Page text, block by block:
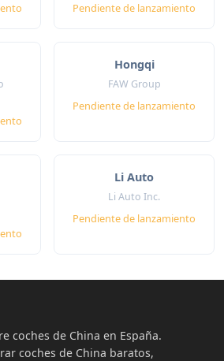
Pendiente de lanzamiento
Hongqi
FAW Group
Pendiente de lanzamiento
Li Auto
Li Auto Inc.
Pendiente de lanzamiento
coches de China en España.
coches de China baratos,